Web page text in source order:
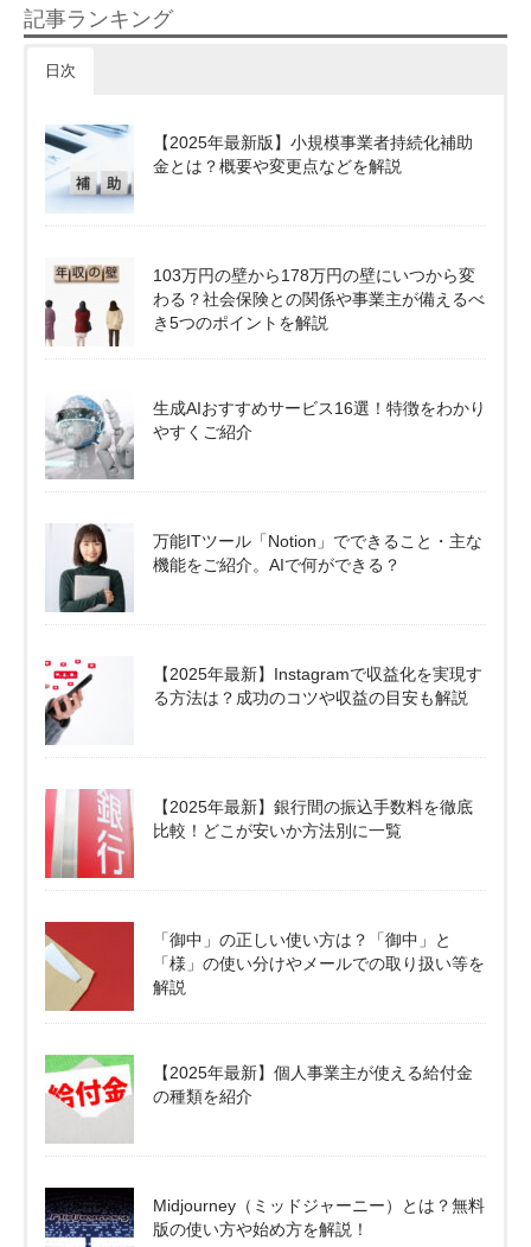
記事ランキング
日次
【2025年最新版】小規模事業者持続化補助
金とは？概要や変更点などを解説
103万円の壁から178万円の壁にいつから変
わる？社会保険との関係や事業主が備えるべ
き5つのポイントを解説
生成AIおすすめサービス16選！特徴をわかり
やすくご紹介
万能ITツール「Notion」でできること・主な
機能をご紹介。AIで何ができる？
【2025年最新】Instagramで収益化を実現す
る方法は？成功のコツや収益の目安も解説
【2025年最新】銀行間の振込手数料を徹底
比較！どこが安いか方法別に一覧
「御中」の正しい使い方は？「御中」と
「様」の使い分けやメールでの取り扱い等を
解説
【2025年最新】個人事業主が使える給付金
の種類を紹介
Midjourney（ミッドジャーニー）とは？無料
版の使い方や始め方を解説！